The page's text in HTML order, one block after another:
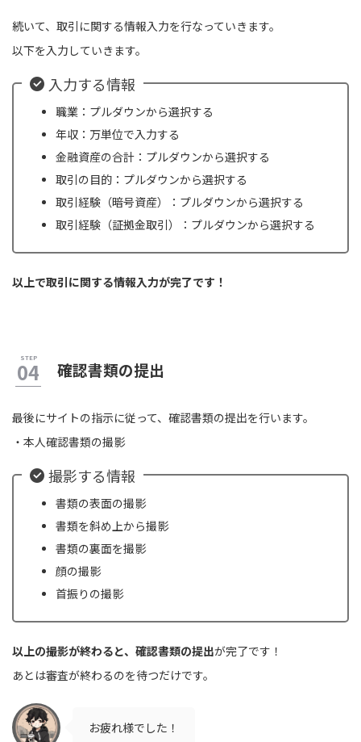
続いて、取引に関する情報入力を行なっていきます。
以下を入力していきます。
入力する情報
職業：プルダウンから選択する
年収：万単位で入力する
金融資産の合計：プルダウンから選択する
取引の目的：プルダウンから選択する
取引経験（暗号資産）：プルダウンから選択する
取引経験（証拠金取引）：プルダウンから選択する
以上で取引に関する情報入力が完了です！
確認書類の提出
最後にサイトの指示に従って、確認書類の提出を行います。
・本人確認書類の撮影
撮影する情報
書類の表面の撮影
書類を斜め上から撮影
書類の裏面を撮影
顔の撮影
首振りの撮影
以上の撮影が終わると、確認書類の提出が完了です！
あとは審査が終わるのを待つだけです。
お疲れ様でした！